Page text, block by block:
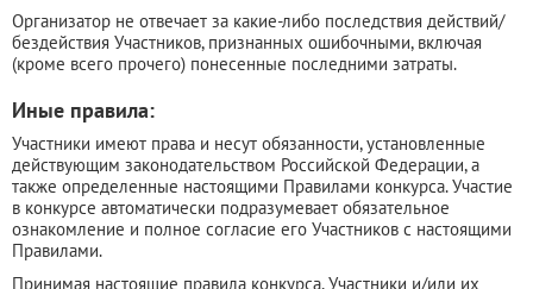
Организатор не отвечает за какие-либо последствия действий/
бездействия Участников, признанных ошибочными, включая
(кроме всего прочего) понесенные последними затраты.
Иные правила:
Участники имеют права и несут обязанности, установленные
действующим законодательством Российской Федерации, а
также определенные настоящими Правилами конкурса. Участие
в конкурсе автоматически подразумевает обязательное
ознакомление и полное согласие его Участников с настоящими
Правилами.
Принимая настоящие правила конкурса, Участники и/или их